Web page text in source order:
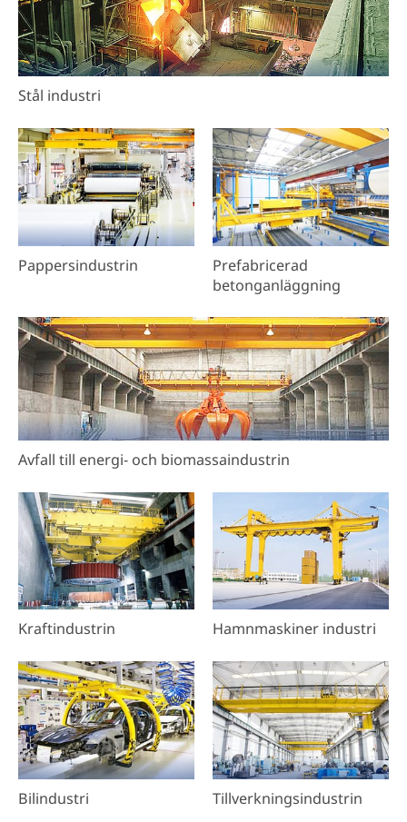
Stål industri
Pappersindustrin
Prefabricerad
betonganläggning
Avfall till energi- och biomassaindustrin
Kraftindustrin Hamnmaskiner industri
Bilindustri Tillverkningsindustrin